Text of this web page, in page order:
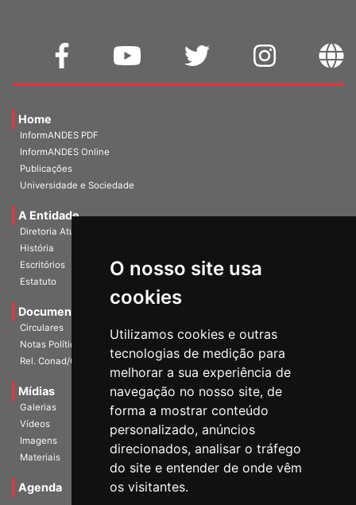
O nosso site usa
cookies
Utilizamos cookies e outras
tecnologias de medição para
melhorar a sua experiência de
navegação no nosso site, de
forma a mostrar conteúdo
personalizado, anúncios
direcionados, analisar o tráfego
do site e entender de onde vêm
os visitantes.
Home
InformANDES PDF
InformANDES Online
Publicações
Universidade e Sociedade
A Entidade
Diretoria Atual
História
Escritórios
Estatuto
Documentos
Circulares
Notas Políticas
Rel. Conad/Congresso
Mídias
Galerias
Vídeos
Imagens
Materiais
Agenda